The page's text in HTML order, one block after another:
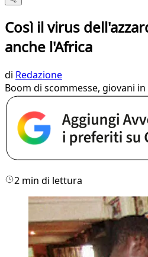
Così il virus
anche l'Africa
di Redazione
Boom di scommesse, giovani
2 min di lettura